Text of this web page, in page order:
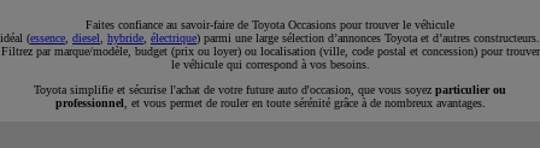
Faites confiance au savoir-faire de Toyota Occasions pour trouver le véhicule
idéal (essence diesel hybride électrique) parmi une large sélection d’annonces Toyota et d’autres constructeurs.
Filtrez par marque/modèle, budget (prix ou loyer) ou localisation (ville, code postal et concession) pour trouver
le véhicule qui correspond à vos besoins.
Toyota simplifie et sécurise l'achat de votre future auto d'occasion, que vous soyez particulier ou
professionnel , et vous permet de rouler en toute sérénité grâce à de nombreux avantages.